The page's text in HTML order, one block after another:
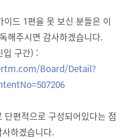
드 1편을 못 보신 분들은 이
해주시면 감사하겠습니다.
입 구간) :
Board/Detail?
편적으로 구성되어있다는 점
하겠습니다.